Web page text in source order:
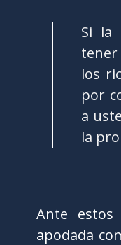
Si la
los
por
a
la
Ante
apodada